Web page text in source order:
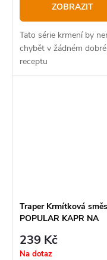
ZOBRAZIT
Tato série krmení by
chybět v žádném
receptu
Traper Krmítková směs
POPULAR KAPR NA
239 Kč
Na dotaz